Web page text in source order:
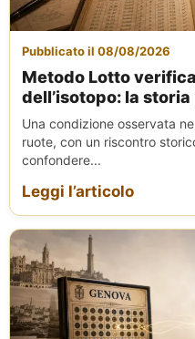
Pubblicato il 08/08/2026
Metodo Lotto
dell’isotopo: la
Una condizione osservata
ruote, con un riscontro
confondere...
Leggi l’articolo